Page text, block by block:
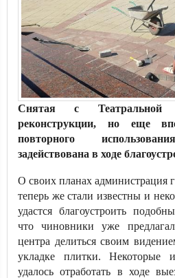
Снятая с
реконструкции, но еще
повторного
задействована в ходе
О своих планах администрация
теперь же стали известны и
удастся благоустроить
что чиновники уже
центра делиться своим
укладке плитки. Некоторые
удалось отработать в ходе